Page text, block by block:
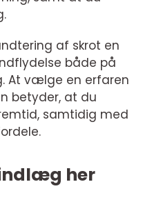
af skrot en
både på
At vælge en erfaren
betyder, at du
samtidig med
her